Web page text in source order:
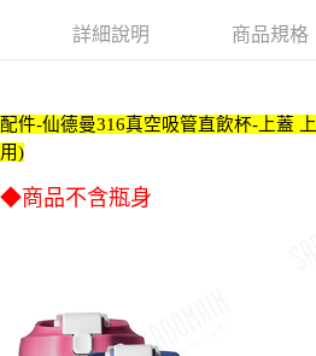
【關於「AFTEE先享後付」】
AFTEE先享後付是「在收到商品之後才付款
３．安心：先確認商品／服務後，再付款。
１．於結帳方式選擇「AFTEE先享後付」後
３．收到繳費通知簡訊後14天內，點擊此
ATM／網路銀行／等多元方式進行付款，方
※ 請注意：結帳手續完成當下不需立刻繳費
購買商品的店家。未經商家同意取消之訂單
後付繳納相關費用。
ATM付款
全家取貨付款三天後到
7-11取貨付款三天
詳細說明 商品規格
配件-仙德曼316真空吸管直飲杯-上蓋
用)
◆商品不含瓶身